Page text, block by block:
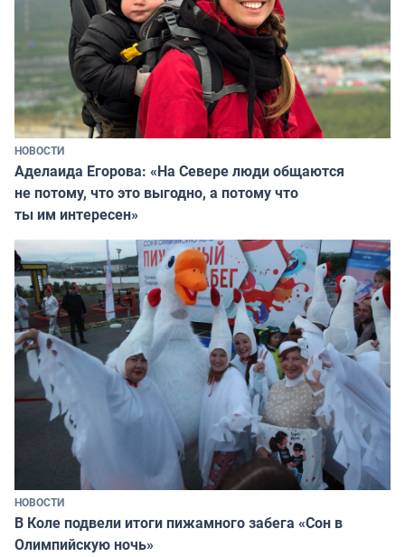
НОВОСТИ
Аделаида Егорова: «На Севере люди общаются
не потому, что это выгодно, а потому что
ты им интересен»
НОВОСТИ
В Коле подвели итоги пижамного забега «Сон в
Олимпийскую ночь»